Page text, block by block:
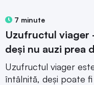
7 minute
Uzufructul viager
deși nu auzi prea
Uzufructul viager
întâlnită, deși poate